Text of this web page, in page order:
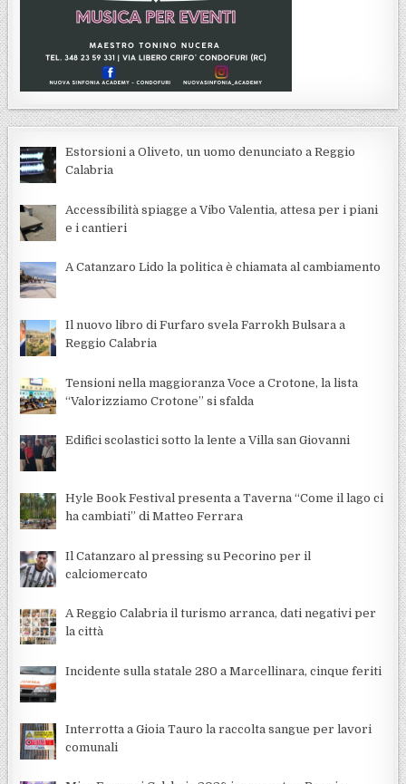
Estorsioni a Oliveto, un uomo denunciato a Reggio
Calabria
Accessibilità spiagge a Vibo Valentia, attesa per i piani
e i cantieri
A Catanzaro Lido la politica è chiamata al cambiamento
Il nuovo libro di Furfaro svela Farrokh Bulsara a
Reggio Calabria
Tensioni nella maggioranza Voce a Crotone, la lista
“Valorizziamo Crotone” si sfalda
Edifici scolastici sotto la lente a Villa san Giovanni
Hyle Book Festival presenta a Taverna “Come il lago ci
ha cambiati” di Matteo Ferrara
Il Catanzaro al pressing su Pecorino per il
calciomercato
A Reggio Calabria il turismo arranca, dati negativi per
la città
Incidente sulla statale 280 a Marcellinara, cinque feriti
Interrotta a Gioia Tauro la raccolta sangue per lavori
comunali